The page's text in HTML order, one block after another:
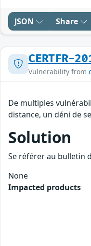
JSON Share
CERTFR-
Vulnerability from
De multiples
distance, un déni de
Solution
Se référer au bulletin
None
Impacted products